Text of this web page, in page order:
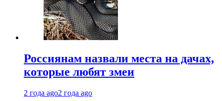
Россиянам назвали места на дачах,
которые любят змеи
2 года ago2 года ago